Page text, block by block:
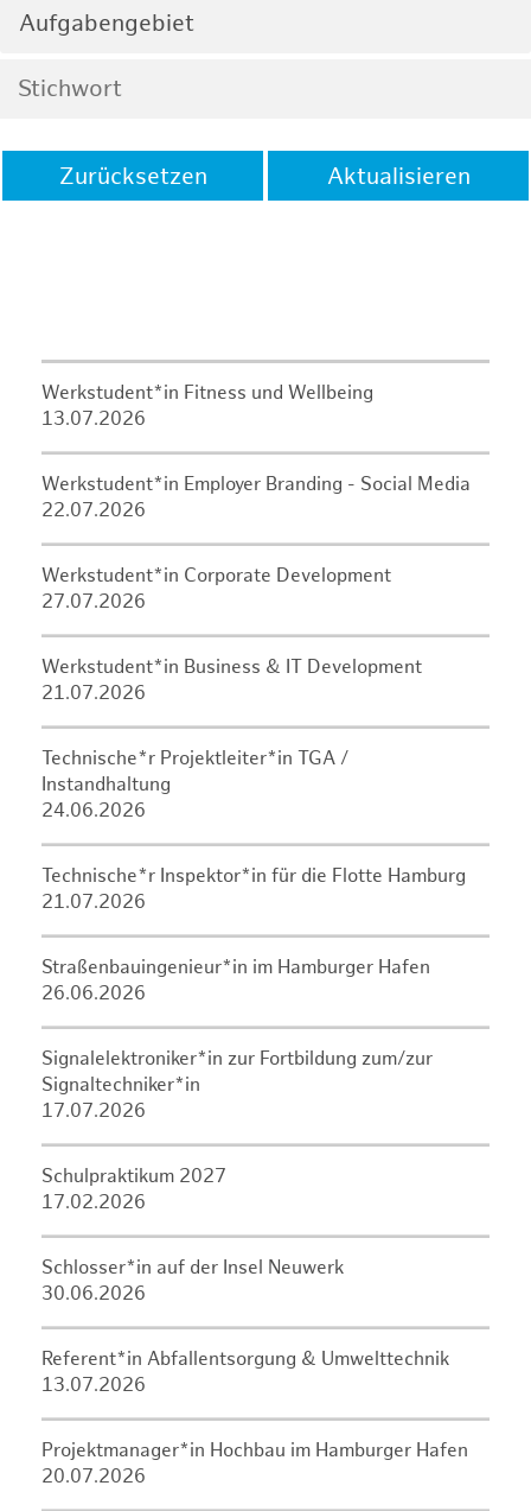
Aufgabengebiet
Zurücksetzen Aktualisieren
Werkstudent*in Fitness und Wellbeing
13.07.2026
Werkstudent*in Employer Branding - Social Media
22.07.2026
Werkstudent*in Corporate Development
27.07.2026
Werkstudent*in Business & IT Development
21.07.2026
Technische*r Projektleiter*in TGA /
Instandhaltung
24.06.2026
Technische*r Inspektor*in für die Flotte Hamburg
21.07.2026
Straßenbauingenieur*in im Hamburger Hafen
26.06.2026
Signalelektroniker*in zur Fortbildung zum/zur
Signaltechniker*in
17.07.2026
Schulpraktikum 2027
17.02.2026
Schlosser*in auf der Insel Neuwerk
30.06.2026
Referent*in Abfallentsorgung & Umwelttechnik
13.07.2026
Projektmanager*in Hochbau im Hamburger Hafen
20.07.2026